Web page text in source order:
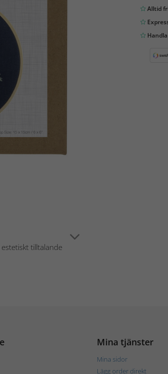
tilltalande
Alltid
Handla
Mina tjänster
Mina sidor
Lägg order direkt